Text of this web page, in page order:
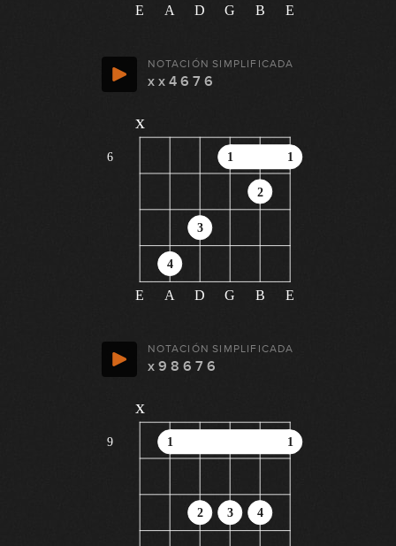
E A D G B E
NOTACIÓN SIMPLIFICADA
x x 4 6 7 6
6
E A D G B E
1 1
x
4
3
2
NOTACIÓN SIMPLIFICADA
x 9 8 6 7 6
9 1 1
x
2 3 4